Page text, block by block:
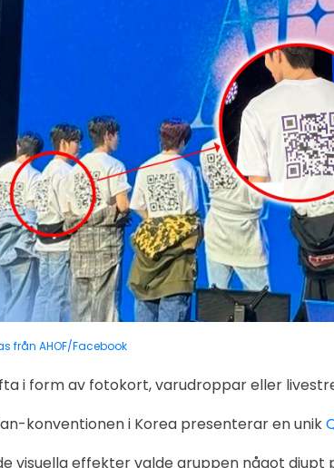
från AHOF/Facebook
i form av fotokort, varudroppar eller
konventionen i Korea presenterar en unik
visuella effekter valde gruppen något